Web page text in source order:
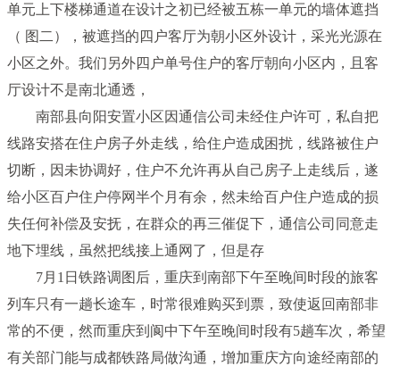
单元上下楼梯通道在设计之初已经被五栋一单元的墙体遮挡
（ 图二），被遮挡的四户客厅为朝小区外设计，采光光源在
小区之外。我们另外四户单号住户的客厅朝向小区内，且客
厅设计不是南北通透，
南部县向阳安置小区因通信公司未经住户许可，私自把
线路安搭在住户房子外走线，给住户造成困扰，线路被住户
切断，因未协调好，住户不允许再从自己房子上走线后，遂
给小区百户住户停网半个月有余，然未给百户住户造成的损
失任何补偿及安抚，在群众的再三催促下，通信公司同意走
地下埋线，虽然把线接上通网了，但是存
7月1日铁路调图后，重庆到南部下午至晚间时段的旅客
列车只有一趟长途车，时常很难购买到票，致使返回南部非
常的不便，然而重庆到阆中下午至晚间时段有5趟车次，希望
有关部门能与成都铁路局做沟通，增加重庆方向途经南部的